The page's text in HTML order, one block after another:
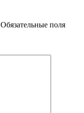
Обязательные поля